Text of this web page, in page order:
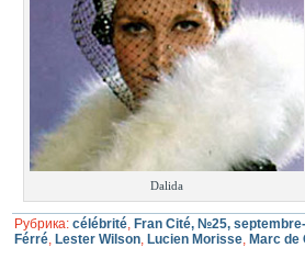
Dalida
Рубрика: célébrité, Fran Cité, №25,
Férré, Lester Wilson, Lucien Morisse, Marc de